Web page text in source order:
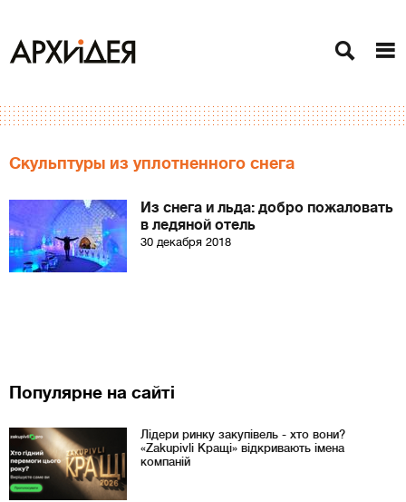
Скульптуры из уплотненного снега
Из снега и льда: добро пожаловать
в ледяной отель
30 декабря 2018
Популярне на сайті
Лідери ринку закупівель - хто вони?
«Zakupivli Кращі» відкривають імена
компаній